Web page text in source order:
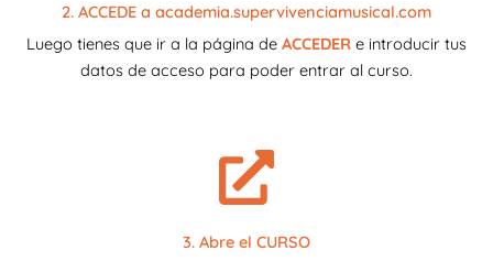
2. ACCEDE a academia.supervivenciamusical.com
Luego tienes que ir a la página de ACCEDER e introducir tus
datos de acceso para poder entrar al curso.
3. Abre el CURSO